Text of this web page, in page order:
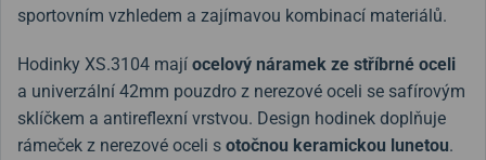
sportovním vzhledem a zajímavou kombinací materiálů.
Hodinky XS.3104 mají ocelový náramek ze stříbrné oceli
a univerzální 42mm pouzdro z nerezové oceli se safírovým
sklíčkem a antireflexní vrstvou. Design hodinek doplňuje
rámeček z nerezové oceli s otočnou keramickou lunetou.